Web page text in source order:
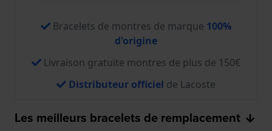
Bracelets de montres de marque 100%
d'origine
Livraison gratuite montres de plus de 150€
Distributeur officiel de Lacoste
Les meilleurs bracelets de remplacement